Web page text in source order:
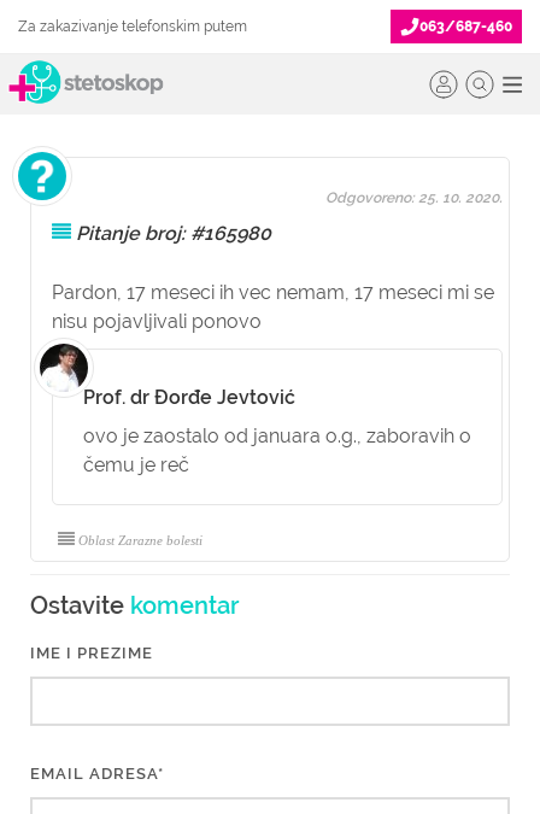
Za zakazivanje telefonskim putem 063/687-460
Pitanje broj: #165980
Pardon, 17 meseci ih vec nemam, 17 meseci mi se
nisu pojavljivali ponovo
Odgovoreno: 25. 10. 2020.
Prof. dr Đorđe Jevtović
ovo je zaostalo od januara o.g., zaboravih o
čemu je reč
Oblast Zarazne bolesti
Ostavite komentar
IME I PREZIME
EMAIL ADRESA*